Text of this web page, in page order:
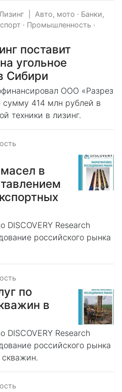
Авто, мото · Банки,
· Промышленность ·
поставит
угольное
Сибири
ООО «Разрез
414 млн рублей в
техники в лизинг.
в
DISCOVERY Research
российского рынка
по
в
DISCOVERY Research
российского рынка
скважин.